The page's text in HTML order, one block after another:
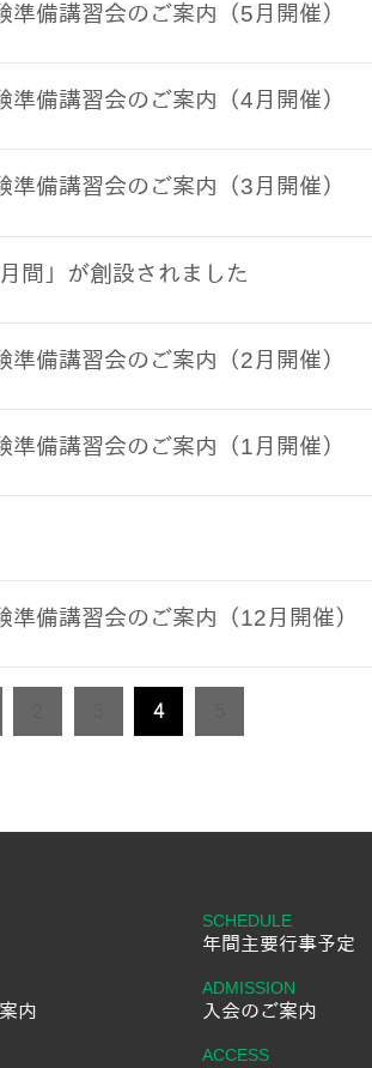
備講習会のご案内（5月開催）
備講習会のご案内（4月開催）
備講習会のご案内（3月開催）
間」が創設されました
備講習会のご案内（2月開催）
備講習会のご案内（1月開催）
備講習会のご案内（12月開催）
4
SCHEDULE
年間主要行事予定
内
ADMISSION
入会のご案内
ACCESS